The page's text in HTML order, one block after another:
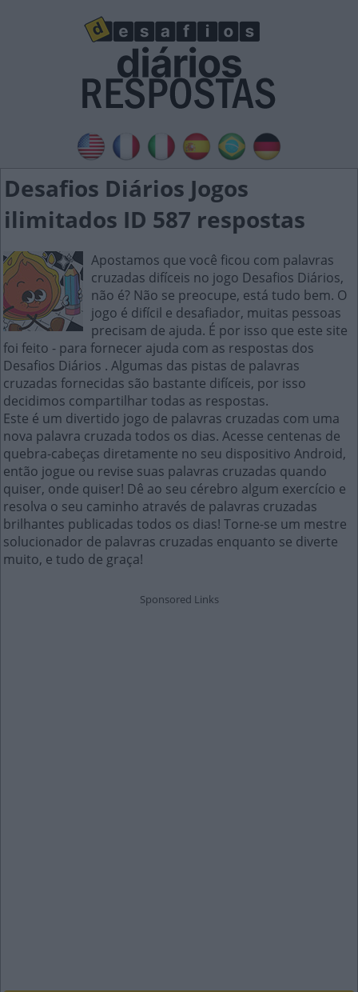
Desafios Diários Jogos
ilimitados ID 587 respostas
Apostamos que você ficou com palavras
cruzadas difíceis no jogo Desafios Diários,
não é? Não se preocupe, está tudo bem. O
jogo é difícil e desafiador, muitas pessoas
precisam de ajuda. É por isso que este site
foi feito - para fornecer ajuda com as respostas dos
Desafios Diários . Algumas das pistas de palavras
cruzadas fornecidas são bastante difíceis, por isso
decidimos compartilhar todas as respostas.
Este é um divertido jogo de palavras cruzadas com uma
nova palavra cruzada todos os dias. Acesse centenas de
quebra-cabeças diretamente no seu dispositivo Android,
então jogue ou revise suas palavras cruzadas quando
quiser, onde quiser! Dê ao seu cérebro algum exercício e
resolva o seu caminho através de palavras cruzadas
brilhantes publicadas todos os dias! Torne-se um mestre
solucionador de palavras cruzadas enquanto se diverte
muito, e tudo de graça!